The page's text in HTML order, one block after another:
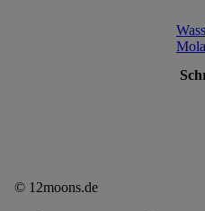
© 12moons.de